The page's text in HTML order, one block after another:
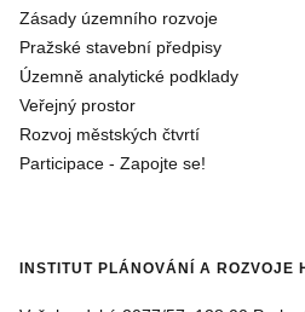
Zásady územního rozvoje
Pražské stavební předpisy
Územně analytické podklady
Veřejný prostor
Rozvoj městských čtvrtí
Participace - Zapojte se!
INSTITUT PLÁNOVÁNÍ A ROZVOJE